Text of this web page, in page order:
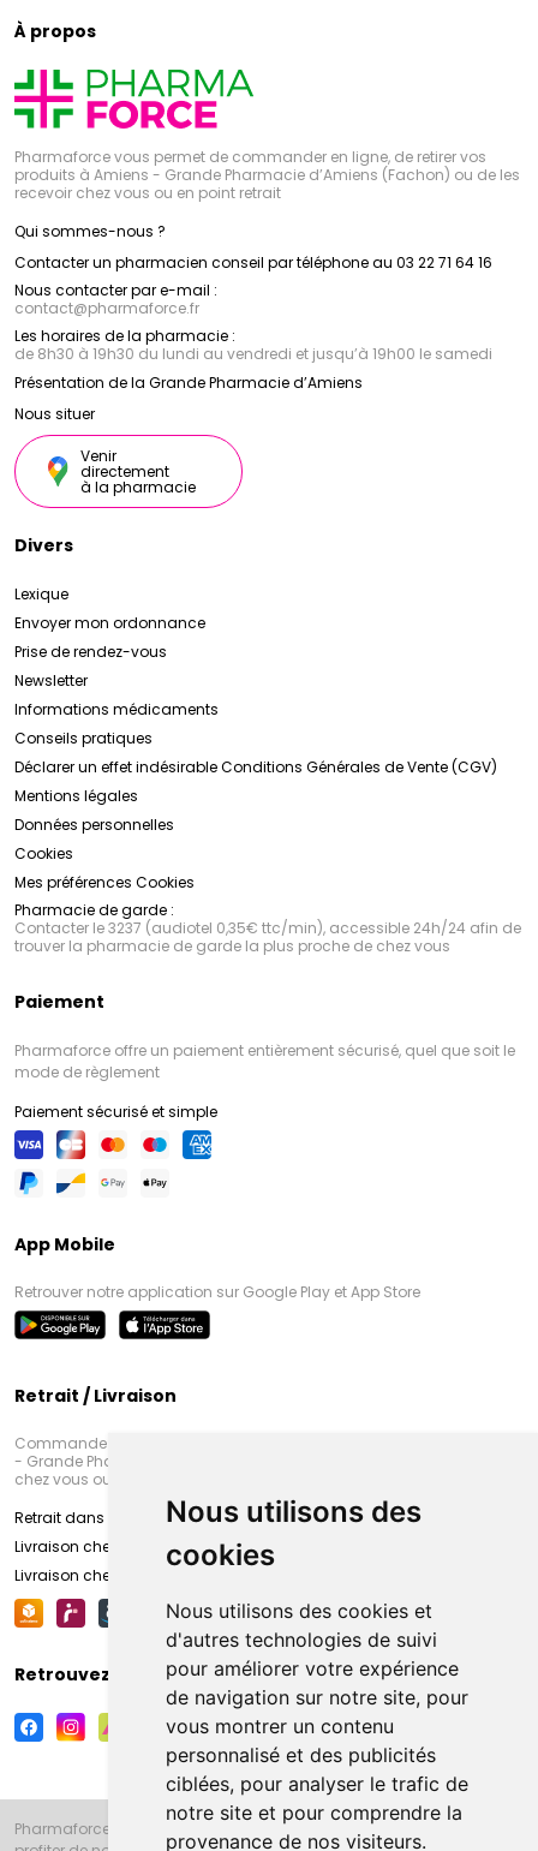
Nous utilisons des
cookies
Nous utilisons des cookies et
d'autres technologies de suivi
pour améliorer votre expérience
de navigation sur notre site, pour
vous montrer un contenu
personnalisé et des publicités
ciblées, pour analyser le trafic de
notre site et pour comprendre la
provenance de nos visiteurs.
À propos
Pharmaforce vous permet de commander en ligne, de retirer vos
produits à Amiens - Grande Pharmacie d’Amiens (Fachon) ou de les
recevoir chez vous ou en point retrait
Qui sommes-nous ?
Contacter un pharmacien conseil par téléphone au 03 22 71 64 16
Nous contacter par e-mail :
contact@pharmaforce.fr
Les horaires de la pharmacie :
de 8h30 à 19h30 du lundi au vendredi et jusqu’à 19h00 le samedi
Présentation de la Grande Pharmacie d’Amiens
Nous situer
Venir
directement
à la pharmacie
Divers
Lexique
Envoyer mon ordonnance
Prise de rendez-vous
Newsletter
Informations médicaments
Conseils pratiques
Déclarer un effet indésirableConditions Générales de Vente (CGV)
Mentions légales
Données personnelles
Cookies
Mes préférences Cookies
Pharmacie de garde :
Contacter le 3237 (audiotel 0,35€ ttc/min), accessible 24h/24 afin de
trouver la pharmacie de garde la plus proche de chez vous
Paiement
Pharmaforce offre un paiement entièrement sécurisé, quel que soit le
mode de règlement
Paiement sécurisé et simple
App Mobile
Retrouver notre application sur Google Play et App Store
Retrait / Livraison
Commandez en ligne et venez chercher votre commande à Amiens
- Grande Pharmacie d’Amiens (Fachon) ou recevez-là rapidement
chez vous ou en point retrait
Retrait dans la pharmacie d’Amiens
Livraison chez vous
Livraison chez votre commerçant
Retrouvez-nous sur vos réseaux sociaux
Pharmaforce.fr et la Grande Pharmacie d’Amiens vous souhaitent de